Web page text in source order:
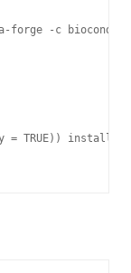
forge -c bioconda
TRUE))